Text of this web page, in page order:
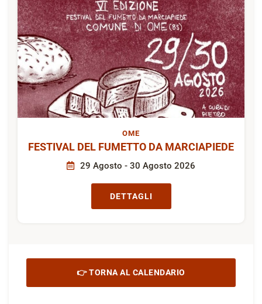
OME
FESTIVAL DEL FUMETTO DA MARCIAPIEDE
29 Agosto - 30 Agosto 2026
DETTAGLI
👉 TORNA AL CALENDARIO